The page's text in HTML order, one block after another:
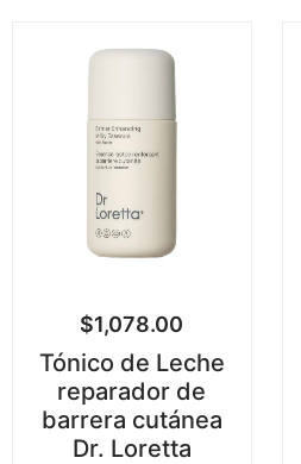
$1,078.00
Tónico de Leche
reparador de
barrera cutánea
Dr. Loretta